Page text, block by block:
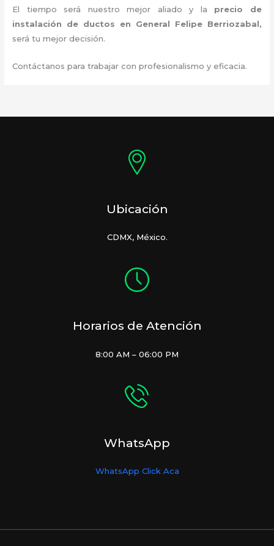
El tiempo será nuestro mejor aliado y la precio de
instalación de ductos en General Felipe Berriozabal,
será tu mejor decisión.
Contáctanos para trabajar con profesionalismo y eficacia.
Ubicación
CDMX, México.
Horarios de Atención
8:00 AM – 06:00 PM
WhatsApp
WhatsApp Click Aca